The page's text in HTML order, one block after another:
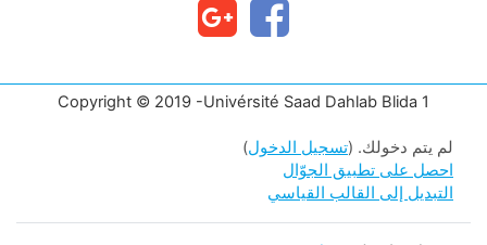
Copyright © 2019 -Univérsité Saad Dahlab Blida 1
لم يتم دخولك. (تسجيل الدخول)
احصل على تطبيق الجوّال
التبديل إلى القالب القياسي